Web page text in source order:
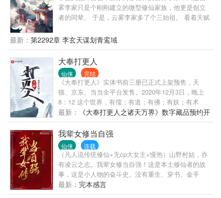
雾李家只是个刚刚建立的微型修仙家族，他更是创立
者的同辈。 于是，云雾李家多了个三始祖。 看着天赋
姐，最后再感受着资质普通的自己，李玄真心累啊。
幸好穿越者配备着金手指的，他发现跟着自己穿越而
来的祖传的玉碗竟然是个宝贝，可以炼化灵物中的灵
气为灵液。 服用灵液修炼速度超快，还没有丹毒，比
丹药强多了。 凭借着化灵碗，李玄真到处搜刮灵物，
赚取灵石，最终走出了一条磕灵物修仙道路。
最新： 第2292章 李玄天谋划青鸾域
大奉打更人
仙侠 完结
《大奉打更人》实体书前三册已正式上架预售，天
猫、京东、当当全平台发售。2020年12月3日，晚上
8：12 这个世界，有儒；有道；有佛；有妖；有术
士。 警校毕业的许七安幽幽醒来，发现自己身处牢狱
之中，三日后流放边陲..... 他起初的目的只是自保，顺
便在这个没有人权的社会里当个富家翁悠闲度日。
...... 多年后，许七安回首前尘，身后是早已逝去的敌
人，以及累累白骨。 滚滚长江东逝水，浪花淘尽英
雄，是非成败转头空。 青山依旧在，几度夕阳红。
最新：
《大奉打更人之诸天万界》数字藏品预约开
始啦！
我辈女修当自强
仙侠 连载
（凡人流传统修仙+无cp大女主+慢热）山野村姑，亦
有凌云之志。我辈女修当自强！这是本土修仙者的故
事，这是小人物的奋斗史。没有重生、穿书、金手
指。有的，只是那一往无前的信念和决心！
最新： 完本感言